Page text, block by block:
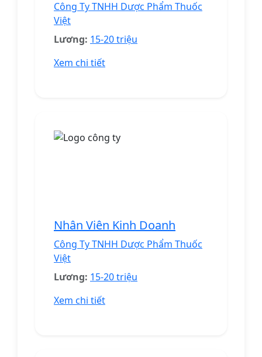
Công Ty TNHH Dược Phẩm Thuốc
Việt
Lương: 15-20 triệu
Xem chi tiết
Nhân Viên Kinh Doanh
Công Ty TNHH Dược Phẩm Thuốc
Việt
Lương: 15-20 triệu
Xem chi tiết